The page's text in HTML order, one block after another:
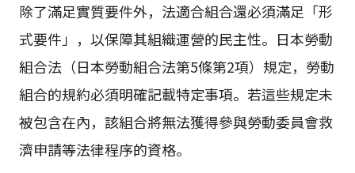
除了滿足實質要件外，法適合組合還必須滿足「形
式要件」，以保障其組織運營的民主性。日本勞動
組合法（日本勞動組合法第5條第2項）規定，勞動
組合的規約必須明確記載特定事項。若這些規定未
被包含在內，該組合將無法獲得參與勞動委員會救
濟申請等法律程序的資格。